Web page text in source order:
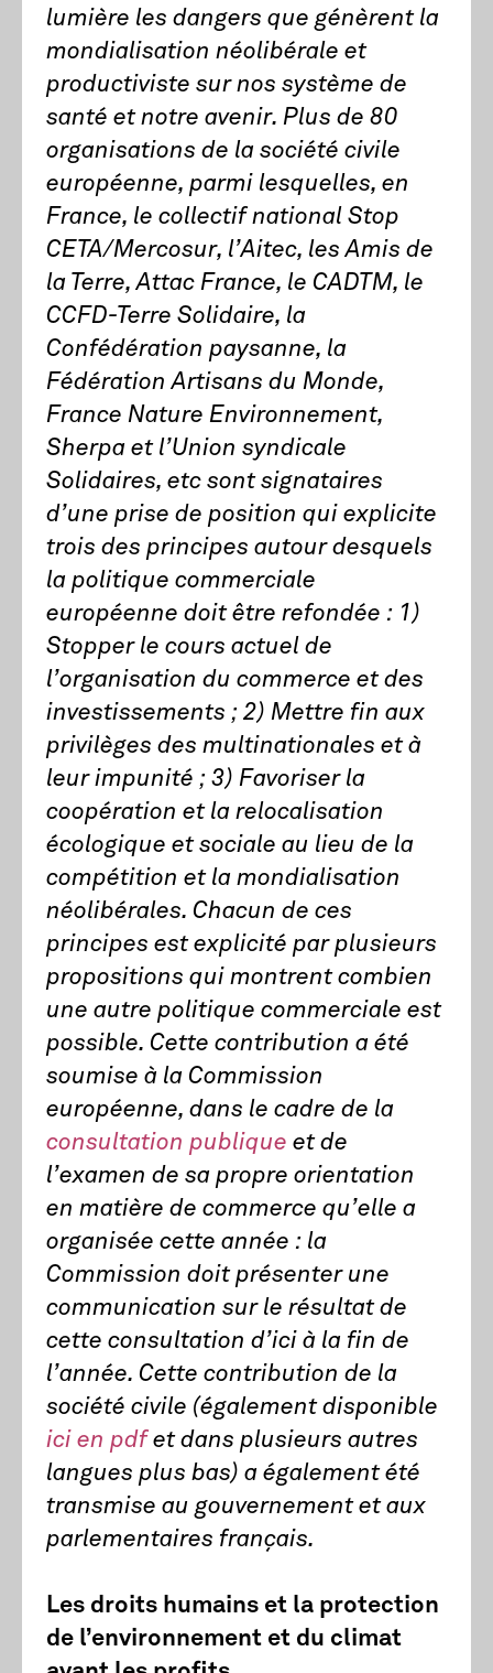
lumière les dangers que génèrent la
mondialisation néolibérale et
productiviste sur nos système de
santé et notre avenir. Plus de 80
organisations de la société civile
européenne, parmi lesquelles, en
France, le collectif national Stop
CETA/Mercosur, l’Aitec, les Amis de
la Terre, Attac France, le CADTM, le
CCFD-Terre Solidaire, la
Confédération paysanne, la
Fédération Artisans du Monde,
France Nature Environnement,
Sherpa et l’Union syndicale
Solidaires, etc sont signataires
d’une prise de position qui explicite
trois des principes autour desquels
la politique commerciale
européenne doit être refondée : 1)
Stopper le cours actuel de
l’organisation du commerce et des
investissements ; 2) Mettre fin aux
privilèges des multinationales et à
leur impunité ; 3) Favoriser la
coopération et la relocalisation
écologique et sociale au lieu de la
compétition et la mondialisation
néolibérales. Chacun de ces
principes est explicité par plusieurs
propositions qui montrent combien
une autre politique commerciale est
possible. Cette contribution a été
soumise à la Commission
européenne, dans le cadre de la
consultation publique et de
l’examen de sa propre orientation
en matière de commerce qu’elle a
organisée cette année : la
Commission doit présenter une
communication sur le résultat de
cette consultation d’ici à la fin de
l’année. Cette contribution de la
société civile (également disponible
ici en pdfet dans plusieurs autres
langues plus bas) a également été
transmise au gouvernement et aux
parlementaires français.
Les droits humains et la protection
de l’environnement et du climat